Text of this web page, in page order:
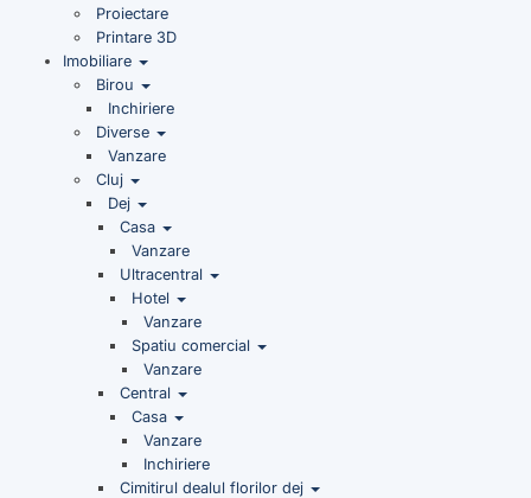
Proiectare
Printare 3D
Imobiliare
Birou
Inchiriere
Diverse
Vanzare
Cluj
Dej
Casa
Vanzare
Ultracentral
Hotel
Vanzare
Spatiu comercial
Vanzare
Central
Casa
Vanzare
Inchiriere
Cimitirul dealul florilor dej